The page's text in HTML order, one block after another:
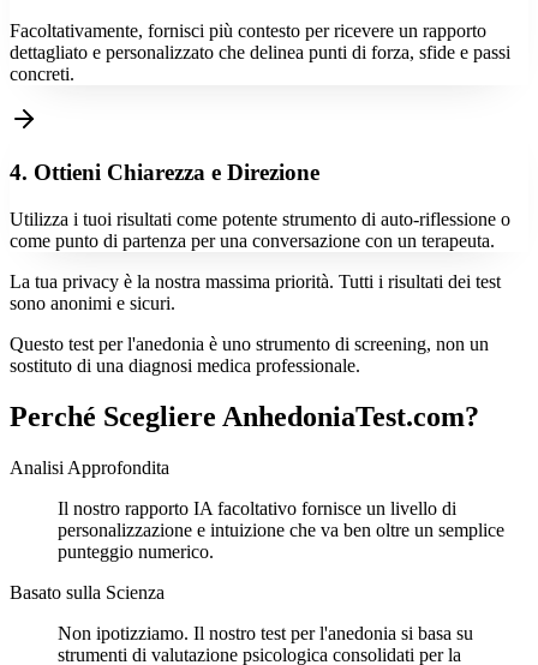
Facoltativamente, fornisci più contesto per ricevere un rapporto
dettagliato e personalizzato che delinea punti di forza, sfide e passi
concreti.
4. Ottieni Chiarezza e Direzione
Utilizza i tuoi risultati come potente strumento di auto-riflessione o
come punto di partenza per una conversazione con un terapeuta.
La tua privacy è la nostra massima priorità. Tutti i risultati dei test
sono anonimi e sicuri.
Questo test per l'anedonia è uno strumento di screening, non un
sostituto di una diagnosi medica professionale.
Perché Scegliere AnhedoniaTest.com?
Analisi Approfondita
Il nostro rapporto IA facoltativo fornisce un livello di
personalizzazione e intuizione che va ben oltre un semplice
punteggio numerico.
Basato sulla Scienza
Non ipotizziamo. Il nostro test per l'anedonia si basa su
strumenti di valutazione psicologica consolidati per la